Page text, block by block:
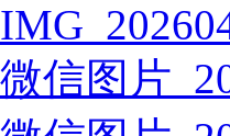
微信图片